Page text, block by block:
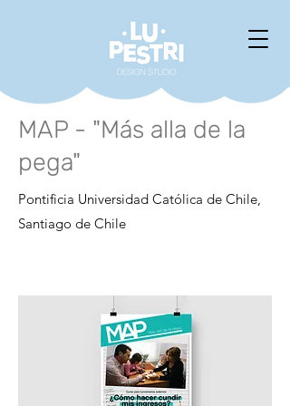
MAP - "Más alla de la
pega"
Pontificia Universidad Católica de Chile,
Santiago de Chile